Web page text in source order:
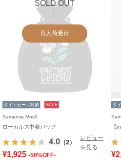
SOLD OUT
再入荷受付
タイムセール対象 SALE
Samansa Mos2
ローカルズ巾着バッグ
4.0 （2）
レビュー
を見る
¥1,925 -50%OFF-
タ